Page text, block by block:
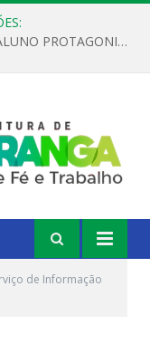
REGULAMENTO OFICIAL DO PRÊMIO ALUNO PROTAGONISTA – EDIÇÃO 2026
de Informação